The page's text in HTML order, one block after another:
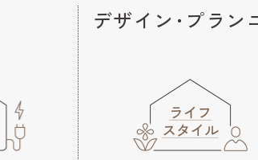
デザイン･プラン